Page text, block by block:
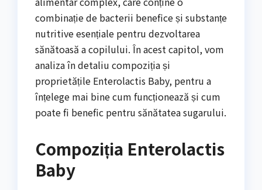
combinație de bacterii benefice și substanțe
nutritive esențiale pentru dezvoltarea
sănătoasă a copilului. În acest capitol, vom
analiza în detaliu compoziția și
proprietățile Enterolactis Baby, pentru a
înțelege mai bine cum funcționează și cum
poate fi benefic pentru sănătatea sugarului.
Compoziția Enterolactis
Baby